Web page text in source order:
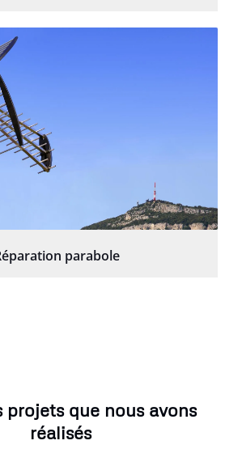
parabole
projets que nous avons
réalisés